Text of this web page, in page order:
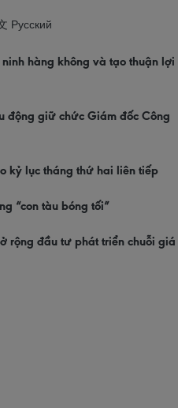
Русский
hàng không và tạo thuận lợi
động giữ chức Giám đốc Công
kỷ lục tháng thứ hai liên tiếp
“con tàu bóng tối”
rộng đầu tư phát triển chuỗi giá